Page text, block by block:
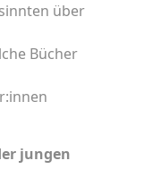
über
Bücher
jungen